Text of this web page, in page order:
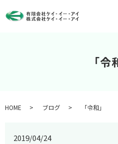
「令
HOME ブログ 「令和」
2019/04/24